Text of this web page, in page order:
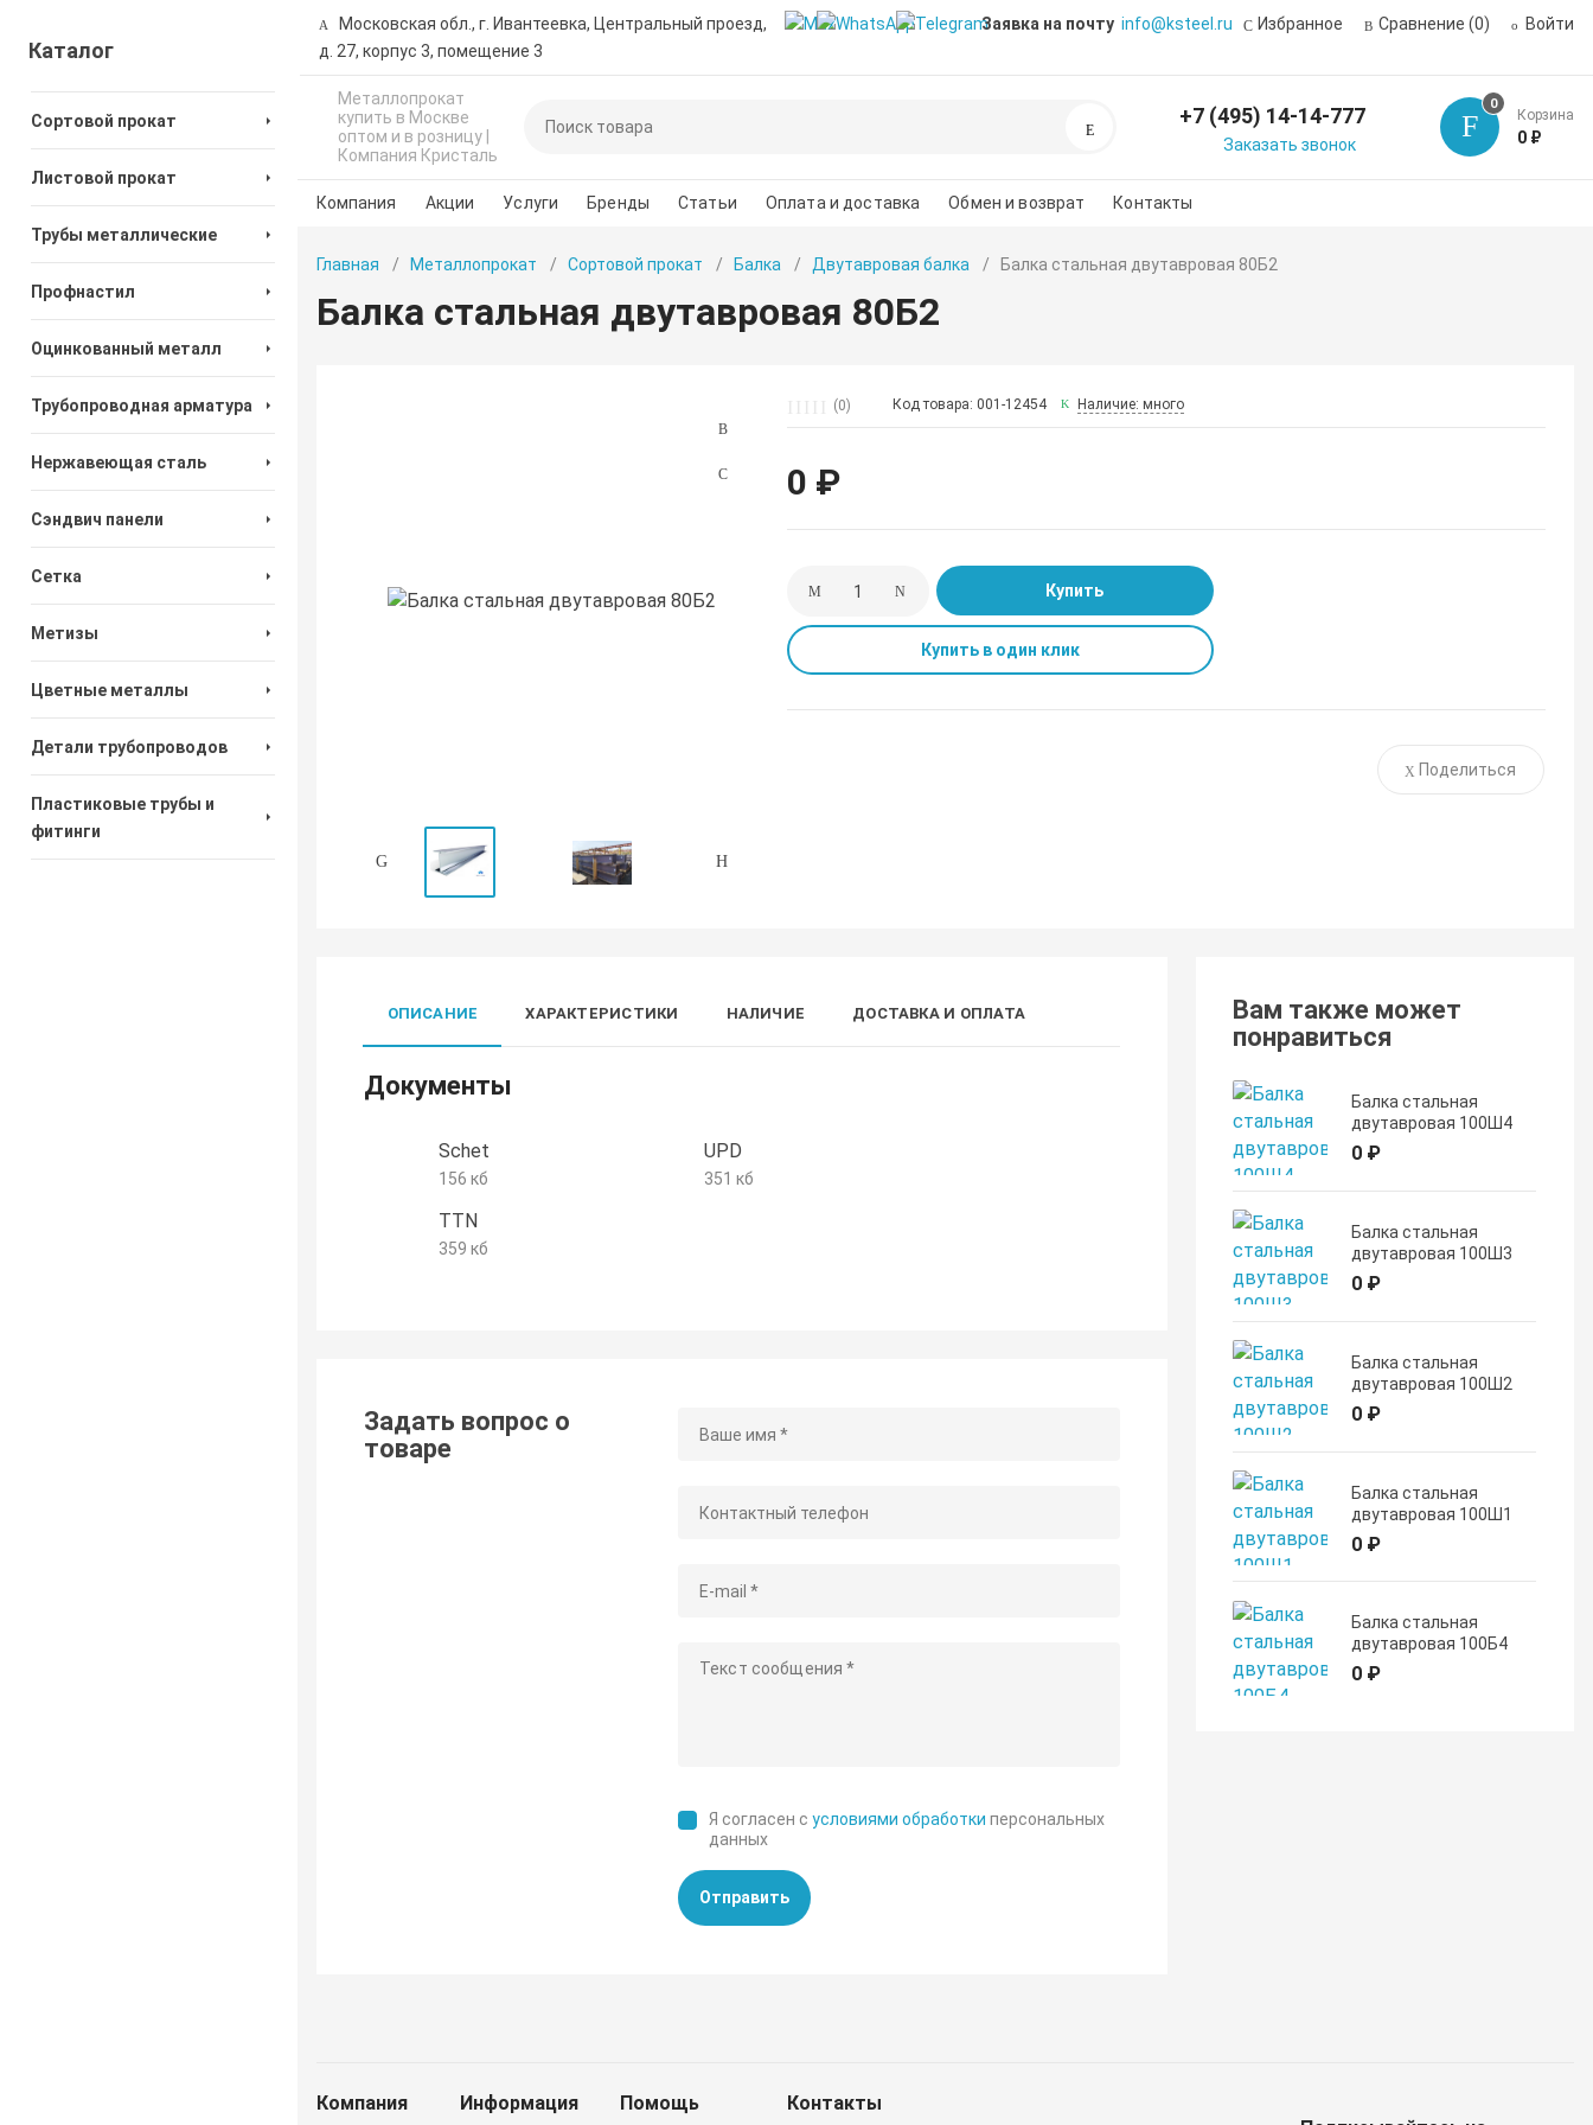
Московская обл., г. Ивантеевка, Центральный проезд,
д. 27, корпус 3, помещение 3
Заявка на почту info@ksteel.ru Избранное Сравнение (0) Войти
Металлопрокат
купить в Москве
оптом и в розницу |
Компания Кристаль
Поиск +7 (495) 14-14-777
Заказать звонок
0
Корзина
0 ₽
Компания Акции Услуги Бренды Статьи Оплата и доставка Обмен и возврат Контакты
Каталог
Сортовой прокат
Листовой прокат
Трубы металлические
Профнастил
Оцинкованный металл
Трубопроводная арматура
Нержавеющая сталь
Сэндвич панели
Сетка
Метизы
Цветные металлы
Детали трубопроводов
Пластиковые трубы и
фитинги
Главная Металлопрокат Сортовой прокат Балка Двутавровая балка Балка стальная двутавровая 80Б2
Балка стальная двутавровая 80Б2
(0) Код товара: 001-12454 Наличие: много
0 ₽
Купить
Купить в один клик
Поделиться
ОПИСАНИЕ ХАРАКТЕРИСТИКИ НАЛИЧИЕ ДОСТАВКА И ОПЛАТА
Документы
Schet
156 кб
UPD
351 кб
TTN
359 кб
Задать вопрос о
товаре
Я согласен сусловиями обработки персональных
данных
Отправить
Вам также может
понравиться
Балка стальная
двутавровая 100Ш4
0 ₽
Балка стальная
двутавровая 100Ш3
0 ₽
Балка стальная
двутавровая 100Ш2
0 ₽
Балка стальная
двутавровая 100Ш1
0 ₽
Балка стальная
двутавровая 100Б4
0 ₽
Компания Информация Помощь
Контакты